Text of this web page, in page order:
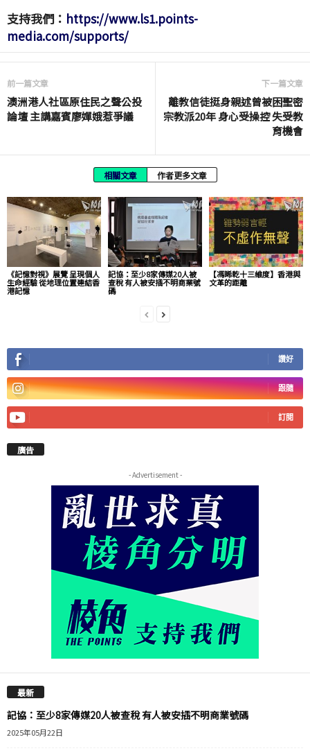
支持我們： https://www.ls1.points-
media.com/supports/
前一篇文章
澳洲港人社區原住民之聲公投
論壇 主講嘉賓廖嬋娥惹爭議
下一篇文章
離教信徒挺身親述曾被困聖密
宗教派20年 身心受操控 失受教
育機會
相關文章 作者更多文章
《記憶對視》展覽 呈現個人
生命經驗 從地理位置連結香
港記憶
記協：至少8家傳媒20人被
查稅 有人被安插不明商業號
碼
【馮睎乾十三維度】香港與
文革的距離
讚好
跟隨
訂閱
廣告
- Advertisement -
最新
記協：至少8家傳媒20人被查稅 有人被安插不明商業號碼
2025年05月22日